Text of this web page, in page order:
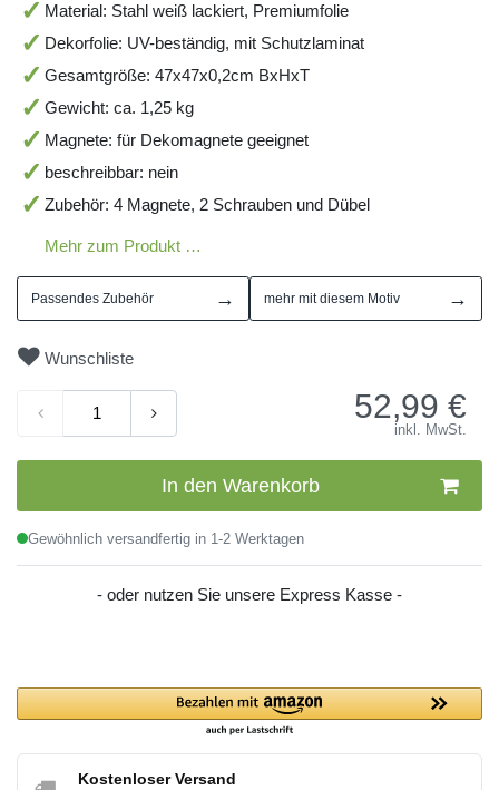
Material: Stahl weiß lackiert, Premiumfolie
Dekorfolie: UV-beständig, mit Schutzlaminat
Gesamtgröße: 47x47x0,2cm BxHxT
Gewicht: ca. 1,25 kg
Magnete: für Dekomagnete geeignet
beschreibbar: nein
Zubehör: 4 Magnete, 2 Schrauben und Dübel
Mehr zum Produkt …
Passendes Zubehör → mehr mit diesem Motiv →
Wunschliste
52,99 €
inkl. MwSt.
In den Warenkorb
Gewöhnlich versandfertig in 1-2 Werktagen
- oder nutzen Sie unsere Express Kasse -
Kostenloser Versand